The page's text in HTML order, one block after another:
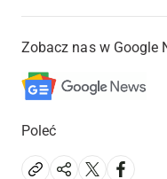
Zobacz nas w Google
Poleć